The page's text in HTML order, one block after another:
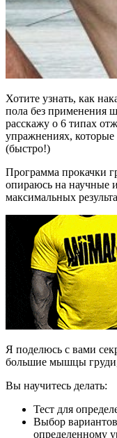
Хотите узнать, как
пола без применения
расскажу о 6 типах
упражнениях, которые
(быстро!)
Программа прокачки
опираюсь на научные
максимальных
Я поделюсь с вами
большие мышцы
Вы научитесь делать:
Тест для
Выбор
определенному